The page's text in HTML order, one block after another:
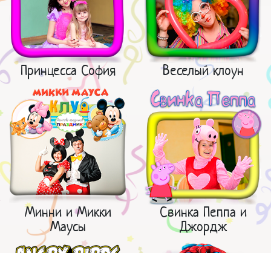
Принцесса София Веселый клоун
Минни и Микки
Маусы
Свинка Пеппа и
Джордж